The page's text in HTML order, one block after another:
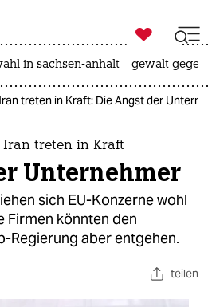
zahl ich
ich

taz zahl ich
in sachsen-anhalt gewalt
treten in Kraft: Die Angst der
Iran treten in Kraft
Unternehmer
sich EU-Konzerne wohl
Firmen könnten den
Regierung aber entgehen.
teilen